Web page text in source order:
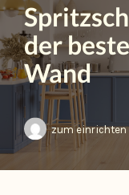
der
Wand
zum einrichten